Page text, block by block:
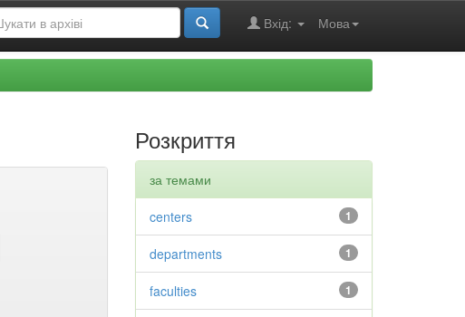
Мова
Вхід:
Розкриття
за темами
1
centers
1
departments
1
faculties